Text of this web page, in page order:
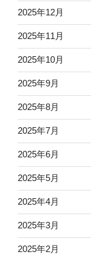
2025年12月
2025年11月
2025年10月
2025年9月
2025年8月
2025年7月
2025年6月
2025年5月
2025年4月
2025年3月
2025年2月